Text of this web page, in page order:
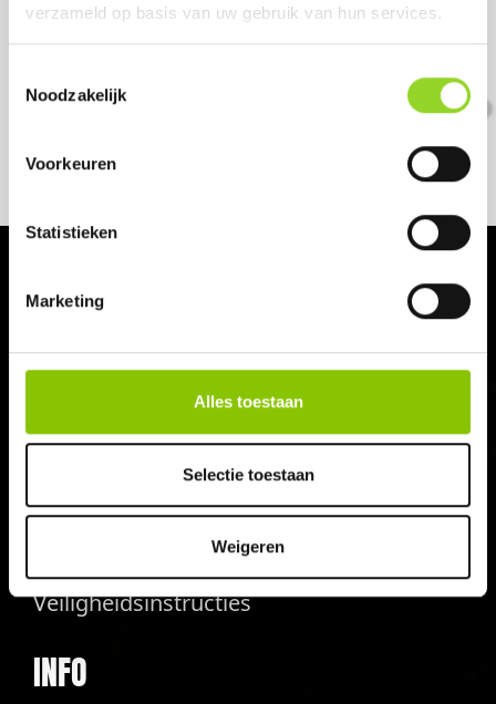
verzameld op basis van uw gebruik van hun services.
Noodzakelijk
Voorkeuren
Statistieken
Marketing
Alles toestaan
Selectie toestaan
Weigeren
bestelling op bij de dealer.
Assortiment
Veiligheidsinstructies
INFO